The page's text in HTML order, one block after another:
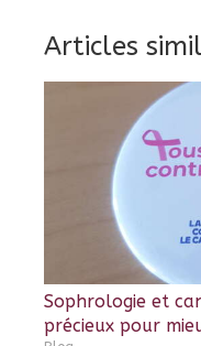
Articles
Sophrologie et
précieux pour